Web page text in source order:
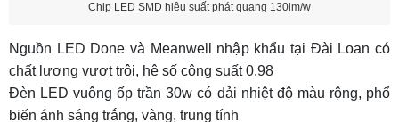
Chip LED SMD hiệu suất phát quang 130lm/w
Nguồn LED Done và Meanwell nhập khẩu tại Đài Loan có
chất lượng vượt trội, hệ số công suất 0.98
Đèn LED vuông ốp trần 30w có dải nhiệt độ màu rộng, phổ
biến ánh sáng trắng, vàng, trung tính